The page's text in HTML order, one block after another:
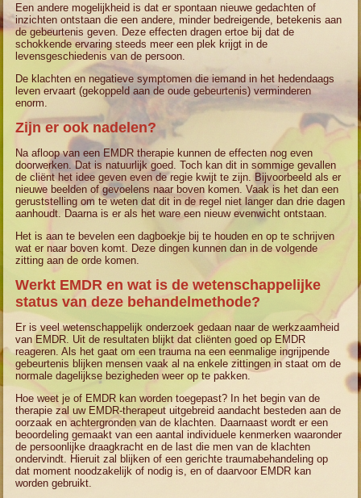
Een andere mogelijkheid is dat er spontaan nieuwe gedachten of
inzichten ontstaan die een andere, minder bedreigende, betekenis aan
de gebeurtenis geven. Deze effecten dragen ertoe bij dat de
schokkende ervaring steeds meer een plek krijgt in de
levensgeschiedenis van de persoon.
De klachten en negatieve symptomen die iemand in het hedendaags
leven ervaart (gekoppeld aan de oude gebeurtenis) verminderen
enorm.
Zijn er ook nadelen?
Na afloop van een EMDR therapie kunnen de effecten nog even
doorwerken. Dat is natuurlijk goed. Toch kan dit in sommige gevallen
de cliënt het idee geven even de regie kwijt te zijn. Bijvoorbeeld als er
nieuwe beelden of gevoelens naar boven komen. Vaak is het dan een
geruststelling om te weten dat dit in de regel niet langer dan drie dagen
aanhoudt. Daarna is er als het ware een nieuw evenwicht ontstaan.
Het is aan te bevelen een dagboekje bij te houden en op te schrijven
wat er naar boven komt. Deze dingen kunnen dan in de volgende
zitting aan de orde komen.
Werkt EMDR en wat is de wetenschappelijke
status van deze behandelmethode?
Er is veel wetenschappelijk onderzoek gedaan naar de werkzaamheid
van EMDR. Uit de resultaten blijkt dat cliënten goed op EMDR
reageren. Als het gaat om een trauma na een eenmalige ingrijpende
gebeurtenis blijken mensen vaak al na enkele zittingen in staat om de
normale dagelijkse bezigheden weer op te pakken.
Hoe weet je of EMDR kan worden toegepast? In het begin van de
therapie zal uw EMDR-therapeut uitgebreid aandacht besteden aan de
oorzaak en achtergronden van de klachten. Daarnaast wordt er een
beoordeling gemaakt van een aantal individuele kenmerken waaronder
de persoonlijke draagkracht en de last die men van de klachten
ondervindt. Hieruit zal blijken of een gerichte traumabehandeling op
dat moment noodzakelijk of nodig is, en of daarvoor EMDR kan
worden gebruikt.